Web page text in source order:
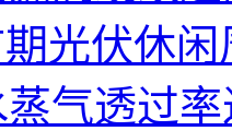
期光伏休
气透过